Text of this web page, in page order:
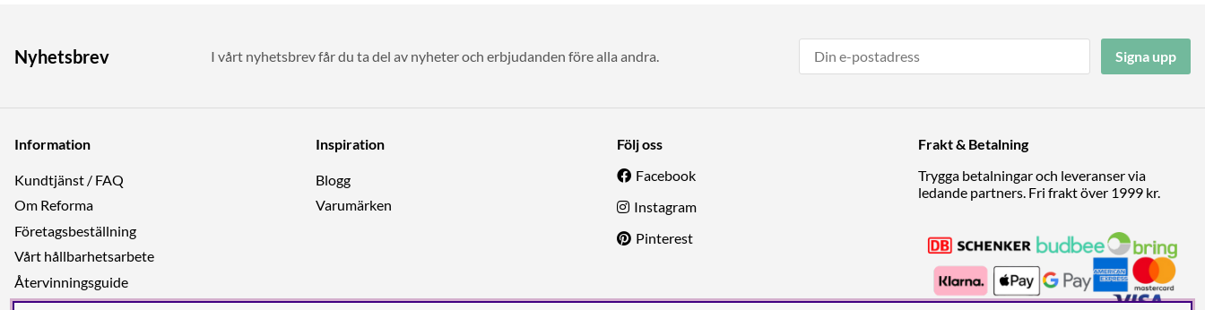
Nyhetsbrev I vårt nyhetsbrev får du ta del av nyheter och erbjudanden före alla andra. Signa upp
Information
Kundtjänst / FAQ
Om Reforma
Företagsbeställning
Vårt hållbarhetsarbete
Återvinningsguide
Inspiration
Blogg
Varumärken
Följ oss
Facebook
Instagram
Pinterest
Frakt & Betalning
Trygga betalningar och leveranser via
ledande partners. Fri frakt över 1999 kr.